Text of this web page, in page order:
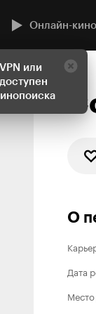
или
Онлайн-
О
Дата